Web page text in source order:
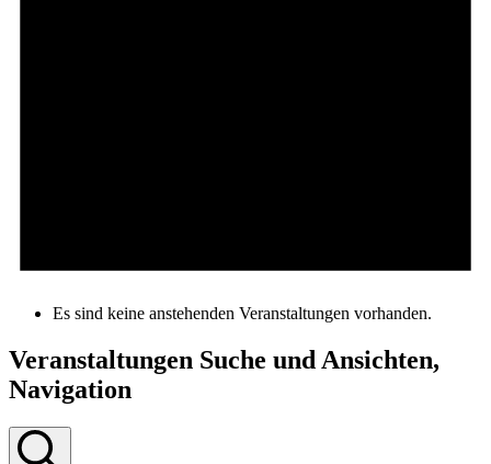
Es sind keine anstehenden Veranstaltungen vorhanden.
Veranstaltungen Suche und Ansichten,
Navigation